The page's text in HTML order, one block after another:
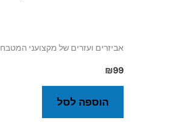
אביזרים ועזרים של מקצועני המטבח
₪99
הוספה לסל